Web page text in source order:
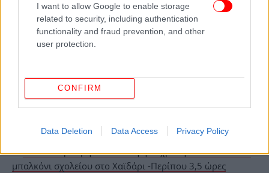
I want to allow Google to enable storage
related to security, including authentication
functionality and fraud prevention, and other
user protection.
CONFIRM
Data Deletion Data Access Privacy Policy
• Εάν οι πατάτες ήταν πράσινες ή χαλασμένες,
πετάξτε το νερό
• Αφήστε το νερό να γίνει χλιαρό, πριν το
ΟΛΕΣ ΟΙ ΕΙΔΗΣΕΙΣ
Η βιντεοκλήση με τη Μυρτώ το μοιραίο βράδυ: Όσα
επικοινωνία τους
Σε πολύ κρίσιμη κατάσταση η 13χρονη που έπεσε από
μπαλκόνι σχολείου στο Χαϊδάρι -Περίπου 3,5 ώρες